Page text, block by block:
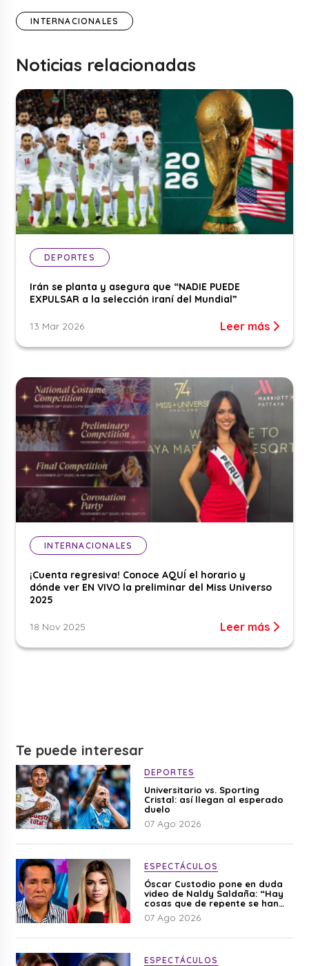
INTERNACIONALES
Noticias relacionadas
DEPORTES
Irán se planta y asegura que “NADIE PUEDE
EXPULSAR a la selección iraní del Mundial”
13 Mar 2026 Leer más
INTERNACIONALES
¡Cuenta regresiva! Conoce AQUÍ el horario y
dónde ver EN VIVO la preliminar del Miss Universo
2025
18 Nov 2025 Leer más
Te puede interesar
DEPORTES
Universitario vs. Sporting
Cristal: así llegan al esperado
duelo
07 Ago 2026
ESPECTÁCULOS
Óscar Custodio pone en duda
video de Naldy Saldaña: “Hay
cosas que de repente se han
editado”
07 Ago 2026
ESPECTÁCULOS